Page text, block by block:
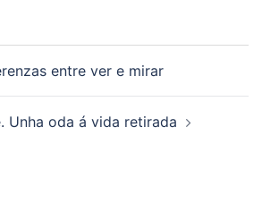
entre ver e mirar
Unha oda á vida retirada